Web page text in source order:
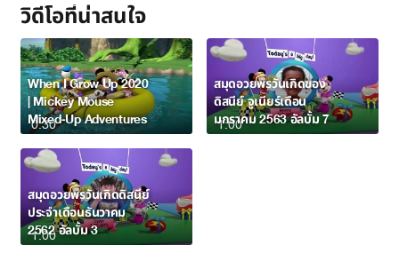
วิดีโอที่น่าสนใจ
0:30
When I Grow Up 2020
| Mickey Mouse
Mixed-Up Adventures
1:00
สมุดอวยพรวันเกิดของ
ดิสนีย์ จูเนียร์เดือน
มกราคม 2563 อัลบั้ม 7
1:00
สมุดอวยพรวันเกิดดิสนีย์
ประจำเดือนธันวาคม
2562 อัลบั้ม 3